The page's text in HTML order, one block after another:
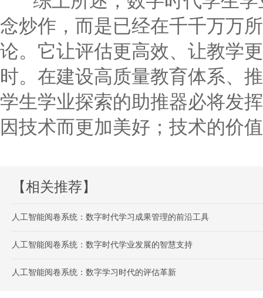
念炒作，而是已经在千千万万
论。它让评估更高效、让教学
时。在建设高质量教育体系、
学生学业探索的助推器必将发
因技术而更加美好；技术的价
【相关推荐】
人工智能阅卷系统：数字时代学习成果管理的前沿工具
人工智能阅卷系统：数字时代学业发展的智慧支持
人工智能阅卷系统：数字学习时代的评估革新